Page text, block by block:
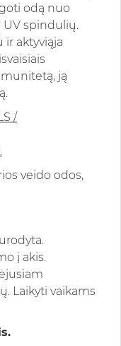
odą nuo
spindulių.
ir aktyviąja
ją
/
veido odos,
į akis.
Laikyti vaikams